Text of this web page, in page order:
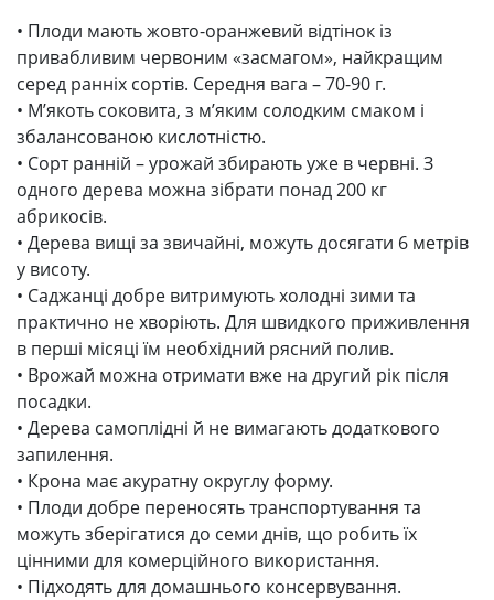
• Плоди мають жовто-оранжевий відтінок із
привабливим червоним «засмагом», найкращим
серед ранніх сортів. Середня вага – 70-90 г.
• М’якоть соковита, з м’яким солодким смаком і
збалансованою кислотністю.
• Сорт ранній – урожай збирають уже в червні. З
одного дерева можна зібрати понад 200 кг
абрикосів.
• Дерева вищі за звичайні, можуть досягати 6 метрів
у висоту.
• Саджанці добре витримують холодні зими та
практично не хворіють. Для швидкого приживлення
в перші місяці їм необхідний рясний полив.
• Врожай можна отримати вже на другий рік після
посадки.
• Дерева самоплідні й не вимагають додаткового
запилення.
• Крона має акуратну округлу форму.
• Плоди добре переносять транспортування та
можуть зберігатися до семи днів, що робить їх
цінними для комерційного використання.
• Підходять для домашнього консервування.